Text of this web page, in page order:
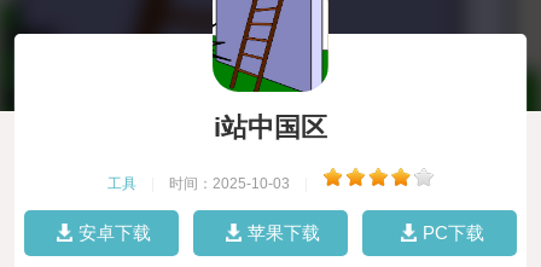
i站中国区
工具 时间：2025-10-03
安卓下载 苹果下载 PC下载